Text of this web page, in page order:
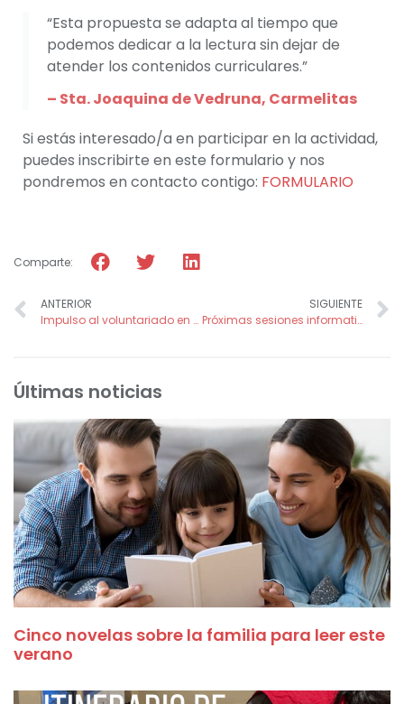
“Esta propuesta se adapta al tiempo que
podemos dedicar a la lectura sin dejar de
atender los contenidos curriculares.”
– Sta. Joaquina de Vedruna, Carmelitas
Si estás interesado/a en participar en la actividad,
puedes inscribirte en este formulario y nos
pondremos en contacto contigo: FORMULARIO
Comparte:
ANTERIOR
Impulso al voluntariado en Albacete y convenio con la Universidad de Castilla – La Mancha
SIGUIENTE
Próximas sesiones informativas para voluntariado
Últimas noticias
Cinco novelas sobre la familia para leer este
verano